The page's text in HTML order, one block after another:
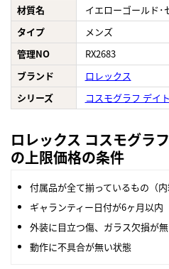
材質名
イエローゴールド･
タイプ
メンズ
管理NO
RX2683
ブランド
ロレックス
シリーズ
コスモグラフ デイ
ロレックス コスモグラ
の上限価格の条件
付属品が全て揃っているもの（
ギャランティー日付が6ヶ月以内
外装に目立つ傷、ガラス欠損が
動作に不具合が無い状態